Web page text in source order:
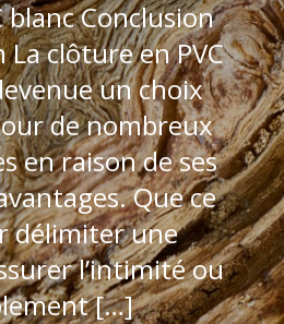
blanc Conclusion
clôture en PVC
un choix
de nombreux
en raison de ses
Que ce
délimiter une
l’intimité ou
[…]